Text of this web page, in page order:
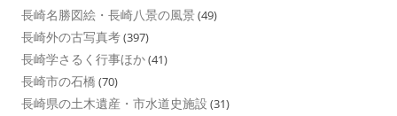
長崎名勝図絵・長崎八景の風景 (49)
長崎外の古写真考(397)
長崎学さるく行事ほか(41)
長崎市の石橋 (70)
長崎県の土木遺産・市水道史施設 (31)